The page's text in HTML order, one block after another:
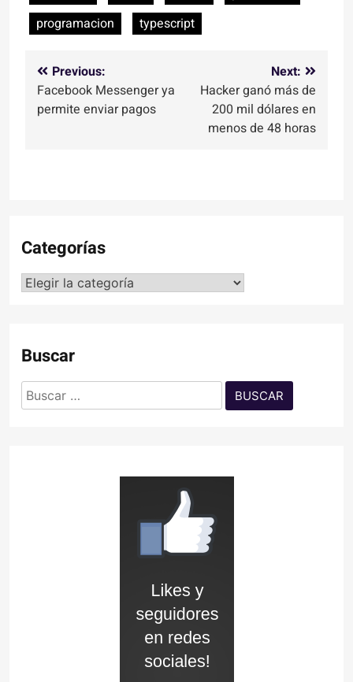
programacion
typescript
Navegación
de
Previous:
Facebook Messenger ya
permite enviar pagos
Next:
Hacker ganó más de
200 mil dólares en
menos de 48 horas
Categorías
Categorías
Buscar
Buscar: